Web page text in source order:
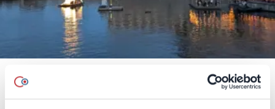
Så samlade ett växande